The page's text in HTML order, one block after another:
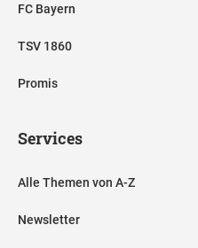
FC Bayern
TSV 1860
Promis
Services
Alle Themen von A-Z
Newsletter